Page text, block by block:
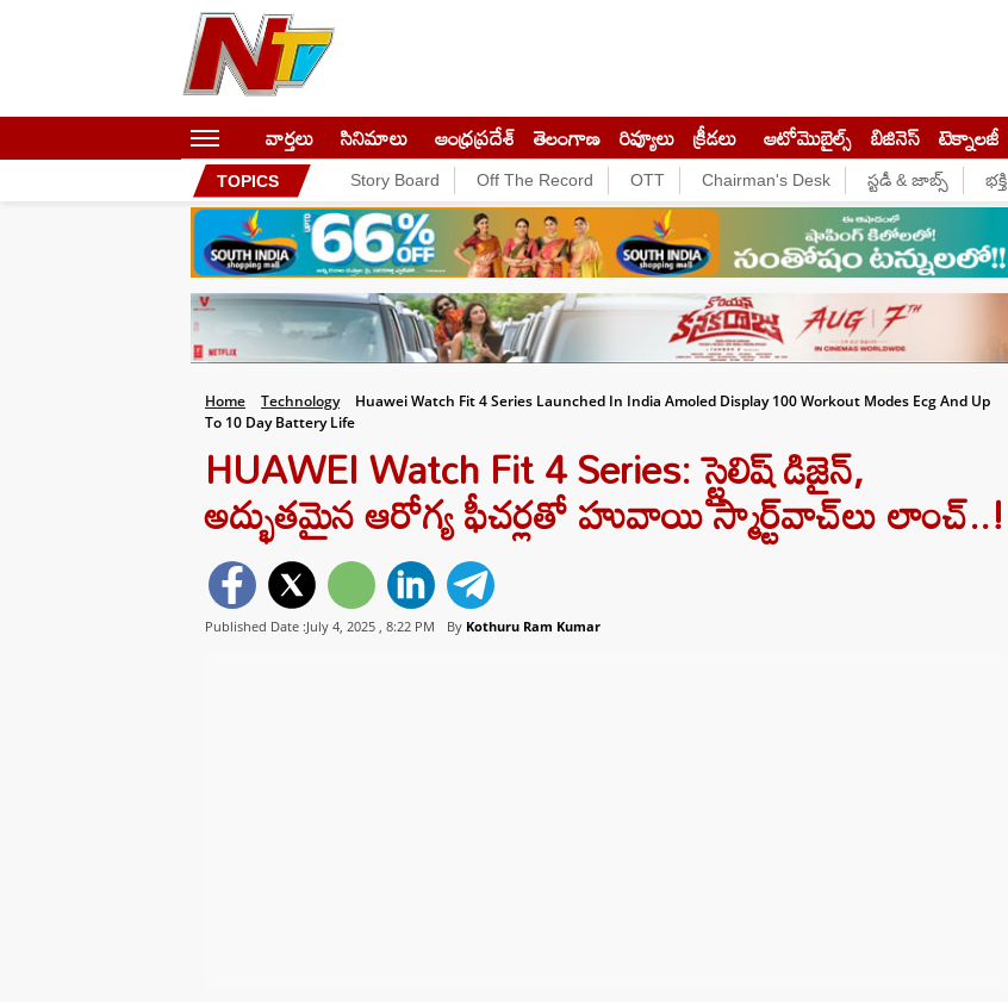
వార్తలు సినిమాలు ఆంధ్రప్రదేశ్ తెలంగాణ రివ్యూలు క్రీడలు ఆటోమొబైల్స్ బిజినెస్‌ టెక్నాలజీ
TOPICS Story Board Off The Record OTT Chairman's Desk స్టడీ & జాబ్స్ భక్తి
Home Technology
Huawei Watch Fit 4 Series Launched In India Amoled Display 100 Workout Modes Ecg And Up
To 10 Day Battery Life
HUAWEI Watch Fit 4 Series: స్టైలిష్ డిజైన్,
అద్భుతమైన ఆరోగ్య ఫీచర్లతో హువాయి స్మార్ట్‌వాచ్‌లు లాంచ్..!
Published Date :July 4, 2025 , 8:22 PM By Kothuru Ram Kumar